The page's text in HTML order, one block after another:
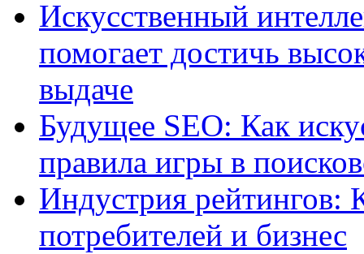
Искусственный
помогает достичь
выдаче
Будущее SEO: Как
правила игры в
Индустрия рейтингов:
потребителей и бизнес